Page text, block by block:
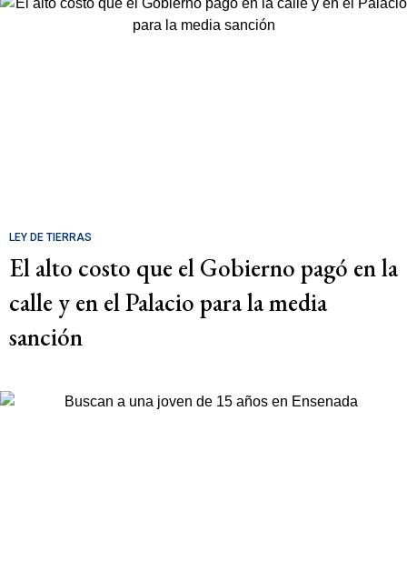
LEY DE TIERRAS
El alto costo que el Gobierno pagó en la
calle y en el Palacio para la media
sanción